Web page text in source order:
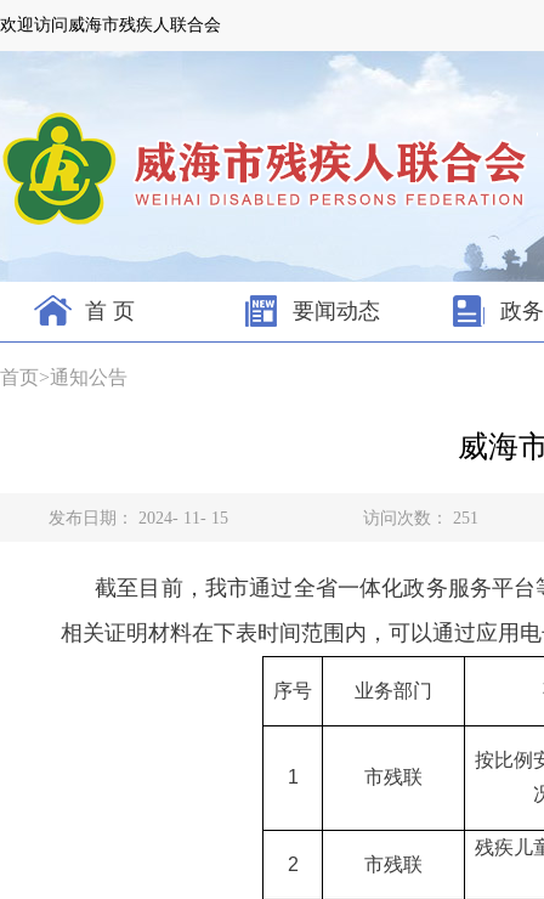
欢迎访问威海市残疾人联合会
首 页 要闻动态 政
首页>通知公告
威海
发布日期： 2024- 11- 15 访问次数： 251
截至目前，我市通过全省一体化政务服务平
相关证明材料在下表时间范围内，可以通过应用
序号 业务部门
1 市残联
按比例
2 市残联
残疾儿